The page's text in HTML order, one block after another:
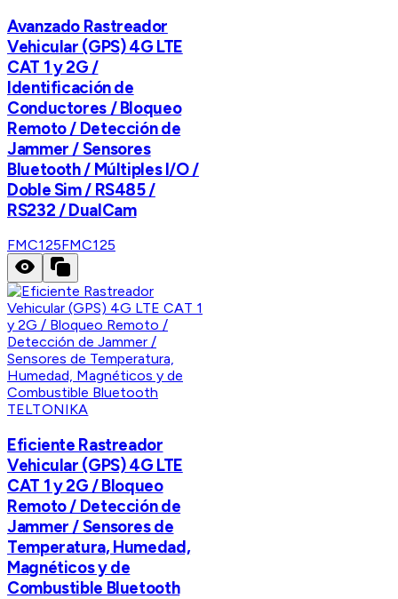
Avanzado Rastreador
Vehicular (GPS) 4G LTE
CAT 1 y 2G /
Identificación de
Conductores / Bloqueo
Remoto / Detección de
Jammer / Sensores
Bluetooth / Múltiples I/O /
Doble Sim / RS485 /
RS232 / DualCam
FMC125FMC125
TELTONIKA
Eficiente Rastreador
Vehicular (GPS) 4G LTE
CAT 1 y 2G / Bloqueo
Remoto / Detección de
Jammer / Sensores de
Temperatura, Humedad,
Magnéticos y de
Combustible Bluetooth